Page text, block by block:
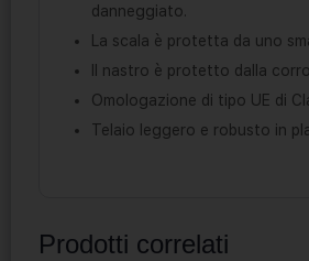
danneggiato.
La scala è protetta da uno
Il nastro è protetto dalla
Omologazione di tipo UE di
Telaio leggero e robusto in
Prodotti correlati